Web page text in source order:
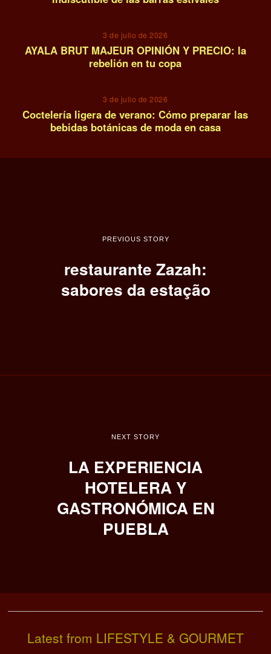
3 de julio de 2026
AYALA BRUT MAJEUR OPINIÓN Y PRECIO: la
rebelión en tu copa
3 de julio de 2026
Coctelería ligera de verano: Cómo preparar las
bebidas botánicas de moda en casa
PREVIOUS STORY
restaurante Zazah:
sabores da estação
NEXT STORY
LA EXPERIENCIA
HOTELERA Y
GASTRONÓMICA EN
PUEBLA
Latest from LIFESTYLE & GOURMET